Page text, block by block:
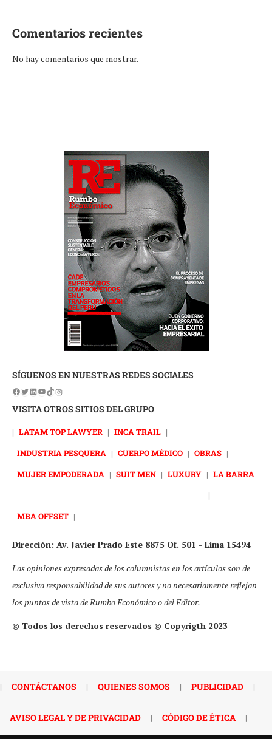
Comentarios recientes
No hay comentarios que mostrar.
SÍGUENOS EN NUESTRAS REDES SOCIALES
VISITA OTROS SITIOS DEL GRUPO
| LATAM TOP LAWYER | INCA TRAIL |
INDUSTRIA PESQUERA | CUERPO MÉDICO | OBRAS |
MUJER EMPODERADA | SUIT MEN | LUXURY | LA BARRA
|
MBA OFFSET |
Dirección: Av. Javier Prado Este 8875 Of. 501 - Lima 15494
Las opiniones expresadas de los columnistas en los artículos son de
exclusiva responsabilidad de sus autores y no necesariamente reflejan
los puntos de vista de Rumbo Económico o del Editor.
© Todos los derechos reservados © Copyrigth 2023
| CONTÁCTANOS | QUIENES SOMOS | PUBLICIDAD |
AVISO LEGAL Y DE PRIVACIDAD | CÓDIGO DE ÉTICA |